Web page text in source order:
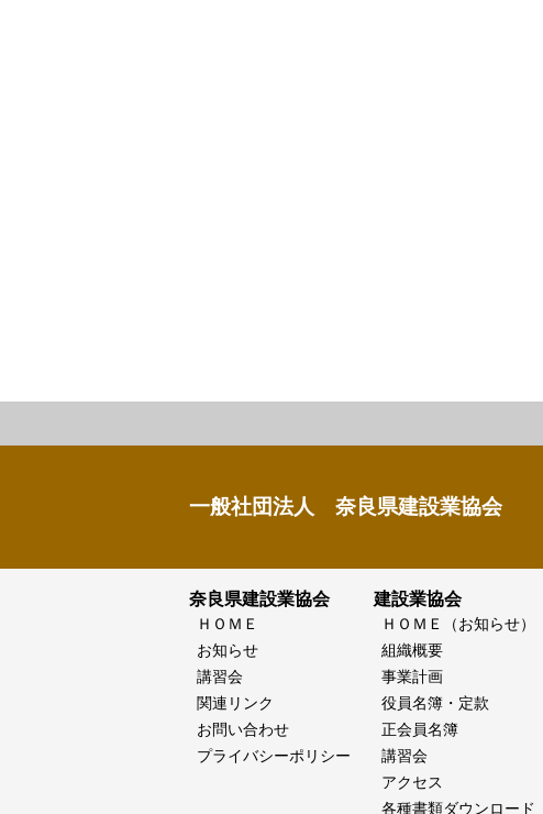
一般社団法人 奈良県建設業協会
奈良県建設業協会
ＨＯＭＥ
お知らせ
講習会
関連リンク
お問い合わせ
プライバシーポリシー
建設業協会
ＨＯＭＥ（お知らせ）
組織概要
事業計画
役員名簿・定款
正会員名簿
講習会
アクセス
各種書類ダウンロード